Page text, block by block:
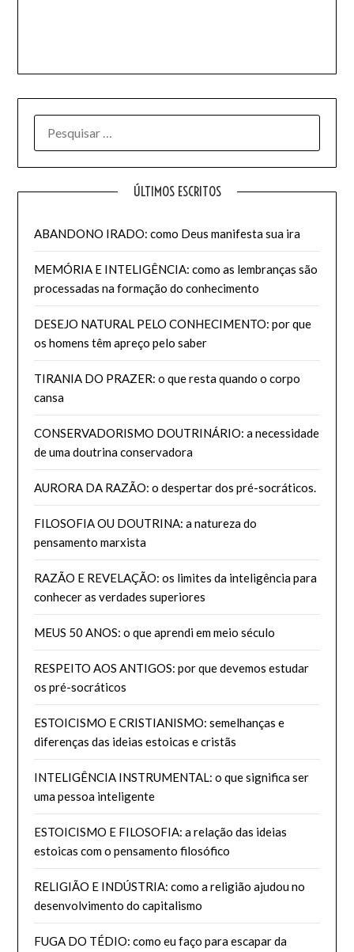
ÚLTIMOS ESCRITOS
ABANDONO IRADO: como Deus manifesta sua ira
MEMÓRIA E INTELIGÊNCIA: como as lembranças são
processadas na formação do conhecimento
DESEJO NATURAL PELO CONHECIMENTO: por que
os homens têm apreço pelo saber
TIRANIA DO PRAZER: o que resta quando o corpo
cansa
CONSERVADORISMO DOUTRINÁRIO: a necessidade
de uma doutrina conservadora
AURORA DA RAZÃO: o despertar dos pré-socráticos.
FILOSOFIA OU DOUTRINA: a natureza do
pensamento marxista
RAZÃO E REVELAÇÃO: os limites da inteligência para
conhecer as verdades superiores
MEUS 50 ANOS: o que aprendi em meio século
RESPEITO AOS ANTIGOS: por que devemos estudar
os pré-socráticos
ESTOICISMO E CRISTIANISMO: semelhanças e
diferenças das ideias estoicas e cristãs
INTELIGÊNCIA INSTRUMENTAL: o que significa ser
uma pessoa inteligente
ESTOICISMO E FILOSOFIA: a relação das ideias
estoicas com o pensamento filosófico
RELIGIÃO E INDÚSTRIA: como a religião ajudou no
desenvolvimento do capitalismo
FUGA DO TÉDIO: como eu faço para escapar da